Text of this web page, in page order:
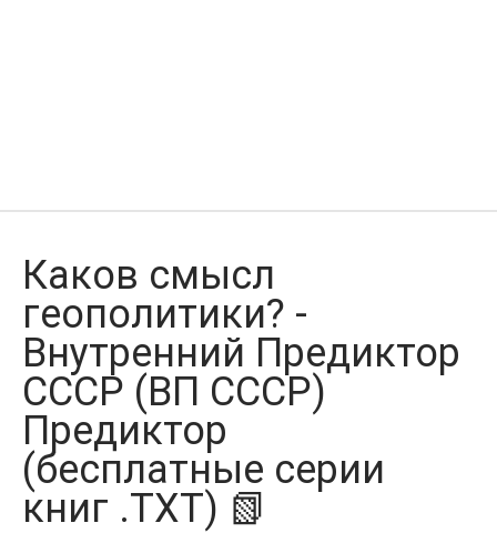
Каков смысл
геополитики? -
Внутренний Предиктор
СССР (ВП СССР)
Предиктор
(бесплатные серии
книг .TXT) 📗